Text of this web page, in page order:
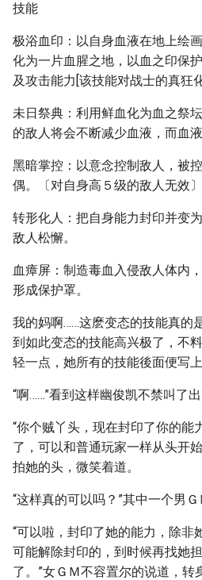
技能
极浴血印：以自身血液在地上绘
化为一片血腥之地，以血之印保
及攻击能力[该技能对战士的真狂
未日祭典：利用鲜血化为血之祭
的敌人将会不断减少血液，而血
黑暗掌控：以意念控制敌人，被
偶。〔对自身高５级的敌人无效〕
转形化人：把自身能力封印并变
敌人松懈。
血瘴屏：制造毒血入侵敌人体内
形成保护罩。
我的妈啊……这麽变态的技能真的
到如此变态的技能高兴极了，不
轻一点，她所有的技能後面便写
“啊……”看到这样幽俊凯不禁叫了出
“你个贼丫头，现在封印了你的能
了，可以和普通玩家一样从头开
拍她的头，微笑着道。
“这样真的可以吗？”其中一个男
“可以啦，封印了她的能力，除非
可能解除封印的，到时候再找她
了。”女ＧＭ不容置尔的说道，转